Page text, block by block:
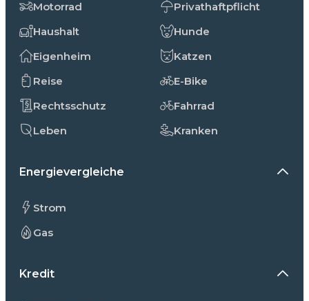
Motorrad
Haushalt
Eigenheim
Reise
Rechtsschutz
Leben
Privathaftpflicht
Hunde
Katzen
E-Bike
Fahrrad
Kranken
Energievergleiche
Strom
Gas
Kredit